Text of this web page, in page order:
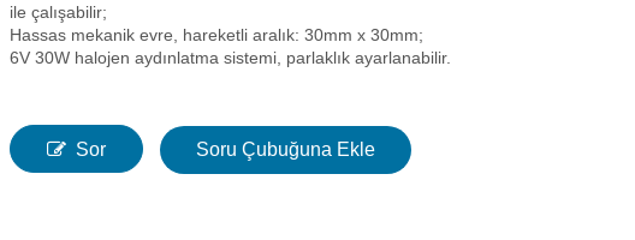
ile çalışabilir;
Hassas mekanik evre, hareketli aralık: 30mm x 30mm;
6V 30W halojen aydınlatma sistemi, parlaklık ayarlanabilir.
Sor Soru Çubuğuna Ekle